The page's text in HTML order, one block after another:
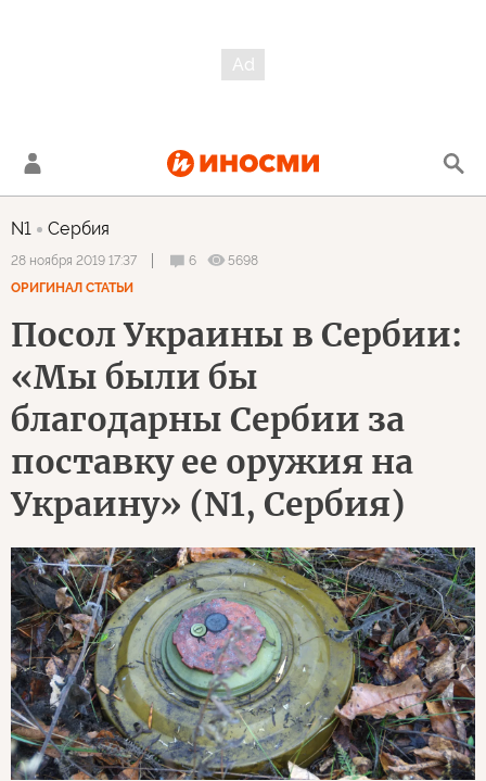
N1 Сербия
28 ноября 2019 17:37 6
5698
ОРИГИНАЛ СТАТЬИ
Посол Украины в Сербии:
«Мы были бы
благодарны Сербии за
поставку ее оружия на
Украину» (N1, Сербия)